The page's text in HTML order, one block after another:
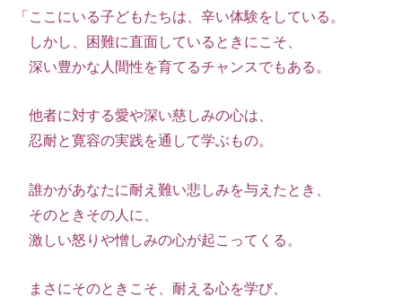
「ここにいる子どもたちは、辛い体験をしている。
しかし、困難に直面しているときにこそ、
深い豊かな人間性を育てるチャンスでもある。
他者に対する愛や深い慈しみの心は、
忍耐と寛容の実践を通して学ぶもの。
誰かがあなたに耐え難い悲しみを与えたとき、
そのときその人に、
激しい怒りや憎しみの心が起こってくる。
まさにそのときこそ、耐える心を学び、